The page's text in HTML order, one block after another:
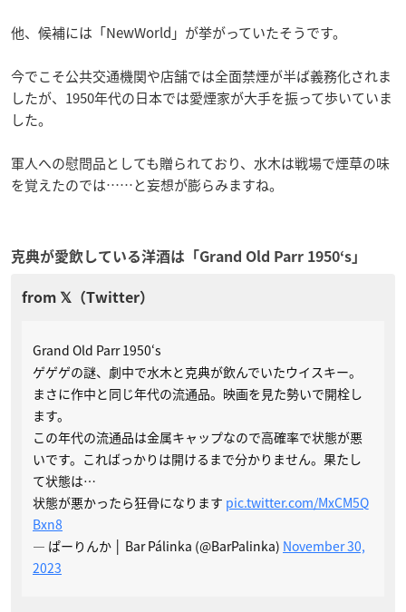
他、候補には「NewWorld」が挙がっていたそうです。
今でこそ公共交通機関や店舗では全面禁煙が半ば義務化されま
したが、1950年代の日本では愛煙家が大手を振って歩いていま
した。
軍人への慰問品としても贈られており、水木は戦場で煙草の味
を覚えたのでは……と妄想が膨らみますね。
克典が愛飲している洋酒は「Grand Old Parr 1950‘s」
Grand Old Parr 1950‘s
ゲゲゲの謎、劇中で水木と克典が飲んでいたウイスキー。
まさに作中と同じ年代の流通品。映画を見た勢いで開栓し
ます。
この年代の流通品は金属キャップなので高確率で状態が悪
いです。こればっかりは開けるまで分かりません。果たし
て状態は…
状態が悪かったら狂骨になります pic.twitter.com/MxCM5Q
Bxn8
— ぱーりんか │ Bar Pálinka (@BarPalinka) November 30,
2023